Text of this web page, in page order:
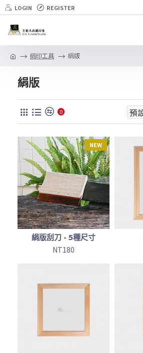
LOGIN REGISTER
絹印工具 絹版
絹版
0
NEW
絹版刮刀 - 5種尺寸
NT180